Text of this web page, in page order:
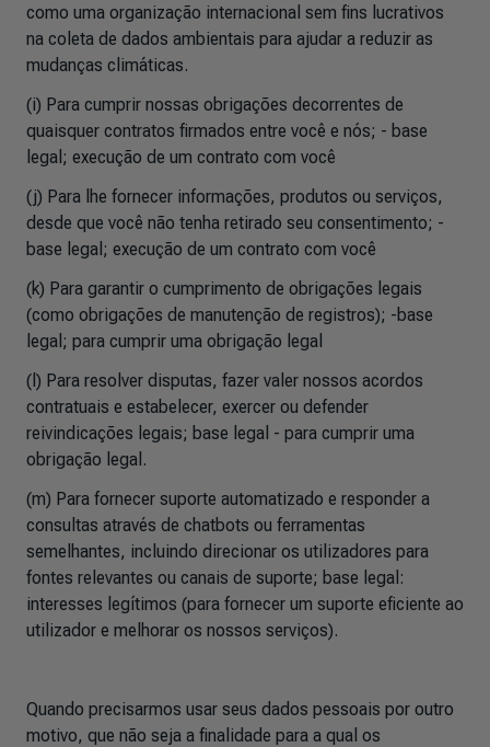
como uma organização internacional sem fins lucrativos
na coleta de dados ambientais para ajudar a reduzir as
mudanças climáticas.
(i) Para cumprir nossas obrigações decorrentes de
quaisquer contratos firmados entre você e nós; - base
legal; execução de um contrato com você
(j) Para lhe fornecer informações, produtos ou serviços,
desde que você não tenha retirado seu consentimento; -
base legal; execução de um contrato com você
(k) Para garantir o cumprimento de obrigações legais
(como obrigações de manutenção de registros); -base
legal; para cumprir uma obrigação legal
(l) Para resolver disputas, fazer valer nossos acordos
contratuais e estabelecer, exercer ou defender
reivindicações legais; base legal - para cumprir uma
obrigação legal.
(m) Para fornecer suporte automatizado e responder a
consultas através de chatbots ou ferramentas
semelhantes, incluindo direcionar os utilizadores para
fontes relevantes ou canais de suporte; base legal:
interesses legítimos (para fornecer um suporte eficiente ao
utilizador e melhorar os nossos serviços).
Quando precisarmos usar seus dados pessoais por outro
motivo, que não seja a finalidade para a qual os